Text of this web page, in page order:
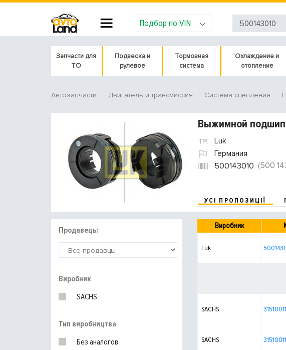
Подбор по VIN
Запчасти для
ТО
Подвеска и
рулевое
Тормозная
система
Охлаждение и
отопление
Автозапчасти Двигатель и трансмиссия Система сцепления
Выжимной
Luk
Германия
500143010 (500
УСІ ПРОПОЗИЦІЇ
Продавець:
Виробник
SACHS
Тип виробництва
Без аналогов
Виробник
Luk
SACHS
SACHS